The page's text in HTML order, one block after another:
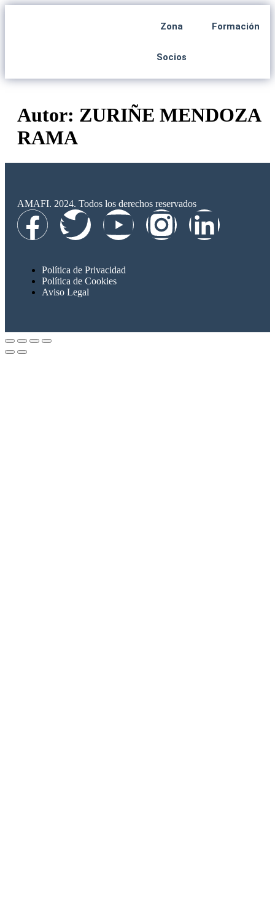
Zona
Socios
Formación
Autor: ZURIÑE MENDOZA
RAMA
AMAFI. 2024. Todos los derechos reservados
Política de Privacidad
Política de Cookies
Aviso Legal